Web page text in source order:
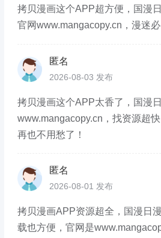
拷贝漫画这个APP超方便，国漫
官网www.mangacopy.cn，漫迷必
匿名
2026-08-03 发布
拷贝漫画这个APP太香了，国漫
www.mangacopy.cn，找资源超
再也不用愁了！
匿名
2026-08-01 发布
拷贝漫画APP资源超全，国漫日
载也方便，官网是